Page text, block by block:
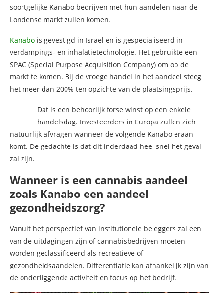
soortgelijke Kanabo bedrijven met hun aandelen naar de
Londense markt zullen komen.
Kanabo is gevestigd in Israël en is gespecialiseerd in
verdampings- en inhalatietechnologie. Het gebruikte een
SPAC (Special Purpose Acquisition Company) om op de
markt te komen. Bij de vroege handel in het aandeel steeg
het meer dan 200% ten opzichte van de plaatsingsprijs.
Dat is een behoorlijk forse winst op een enkele
handelsdag. Investeerders in Europa zullen zich
natuurlijk afvragen wanneer de volgende Kanabo eraan
komt. De gedachte is dat dit inderdaad heel snel het geval
zal zijn.
Wanneer is een cannabis aandeel
zoals Kanabo een aandeel
gezondheidszorg?
Vanuit het perspectief van institutionele beleggers zal een
van de uitdagingen zijn of cannabisbedrijven moeten
worden geclassificeerd als recreatieve of
gezondheidsaandelen. Differentiatie kan afhankelijk zijn van
de onderliggende activiteit en focus op het bedrijf.